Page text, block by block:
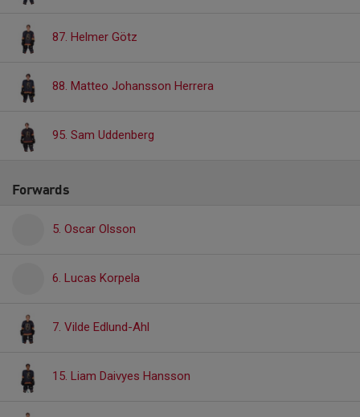
87. Helmer Götz
88. Matteo Johansson Herrera
95. Sam Uddenberg
Forwards
5. Oscar Olsson
6. Lucas Korpela
7. Vilde Edlund-Ahl
15. Liam Daivyes Hansson